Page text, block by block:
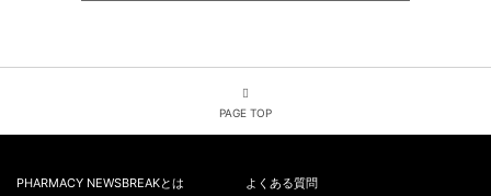
PAGE TOP
PHARMACY NEWSBREAKとは よくある質問